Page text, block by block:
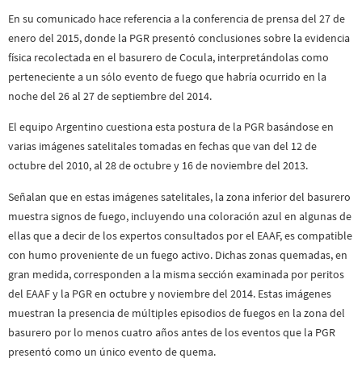
En su comunicado hace referencia a la conferencia de prensa del 27 de
enero del 2015, donde la PGR presentó conclusiones sobre la evidencia
física recolectada en el basurero de Cocula, interpretándolas como
perteneciente a un sólo evento de fuego que habría ocurrido en la
noche del 26 al 27 de septiembre del 2014.
El equipo Argentino cuestiona esta postura de la PGR basándose en
varias imágenes satelitales tomadas en fechas que van del 12 de
octubre del 2010, al 28 de octubre y 16 de noviembre del 2013.
Señalan que en estas imágenes satelitales, la zona inferior del basurero
muestra signos de fuego, incluyendo una coloración azul en algunas de
ellas que a decir de los expertos consultados por el EAAF, es compatible
con humo proveniente de un fuego activo. Dichas zonas quemadas, en
gran medida, corresponden a la misma sección examinada por peritos
del EAAF y la PGR en octubre y noviembre del 2014. Estas imágenes
muestran la presencia de múltiples episodios de fuegos en la zona del
basurero por lo menos cuatro años antes de los eventos que la PGR
presentó como un único evento de quema.